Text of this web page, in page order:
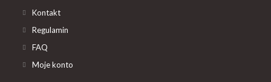
Kontakt
Regulamin
FAQ
Moje konto